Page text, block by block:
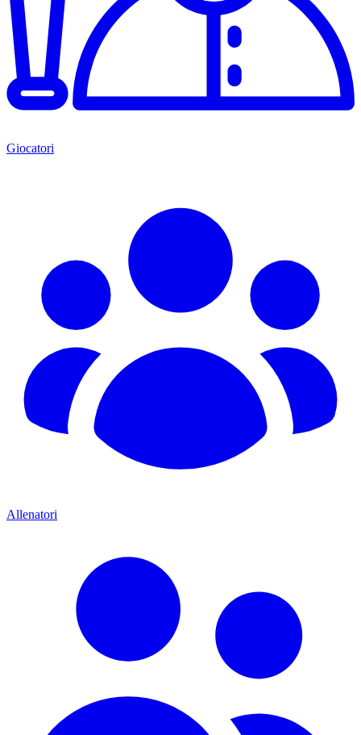
Giocatori
Allenatori